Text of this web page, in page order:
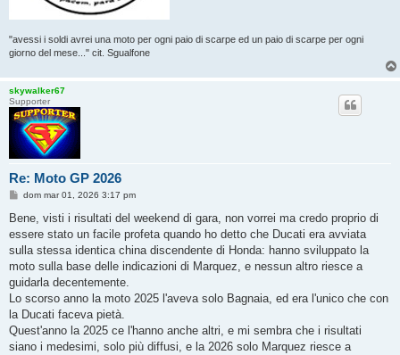
"avessi i soldi avrei una moto per ogni paio di scarpe ed un paio di scarpe per ogni
giorno del mese..." cit. Sgualfone
skywalker67
Supporter
Re: Moto GP 2026
M
s
a
g
i
o
dom mar 01, 2026 3:17 pm
Bene, visti i risultati del weekend di gara, non vorrei ma credo proprio di
essere stato un facile profeta quando ho detto che Ducati era avviata
sulla stessa identica china discendente di Honda: hanno sviluppato la
moto sulla base delle indicazioni di Marquez, e nessun altro riesce a
guidarla decentemente.
Lo scorso anno la moto 2025 l'aveva solo Bagnaia, ed era l'unico che con
la Ducati faceva pietà.
Quest'anno la 2025 ce l'hanno anche altri, e mi sembra che i risultati
siano i medesimi, solo più diffusi, e la 2026 solo Marquez riesce a